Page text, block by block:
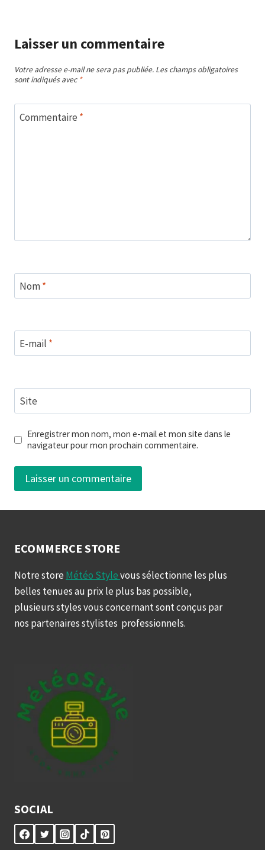
Laisser un commentaire
Votre adresse e-mail ne sera pas publiée. Les champs obligatoires
sont indiqués avec *
Commentaire *
Nom*
E-mail *
Site
Enregistrer mon nom, mon e-mail et mon site dans le
navigateur pour mon prochain commentaire.
ECOMMERCE STORE
Notre store Météo Stylevous sélectionne les plus
belles tenues au prix le plus bas possible,
plusieurs styles vous concernant sont conçus par
nos partenaires stylistes professionnels.
SOCIAL